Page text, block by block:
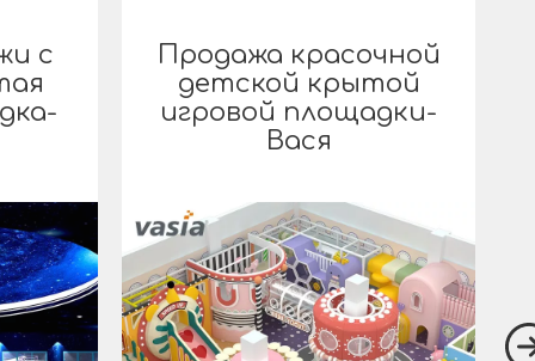
с
Продажа красочной
детской крытой
игровой площадки-
Вася